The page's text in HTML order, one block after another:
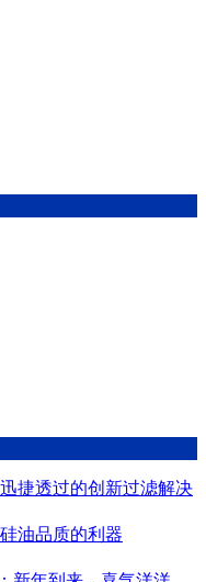
捷透过的创新过滤解决
油品质的利器